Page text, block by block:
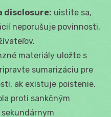
disclosure: uistite sa,
neporušuje povinnosti,
materiály uložte s
sumarizáciu pre
ak existuje poistenie.
proti sankčným